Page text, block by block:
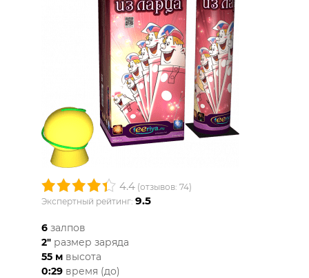
4.4(отзывов: 74)
Экспертный рейтинг: 9.5
6залпов
2"размер заряда
55 мвысота
0:29время (до)